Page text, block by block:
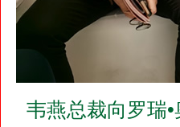
韦燕总裁向罗瑞